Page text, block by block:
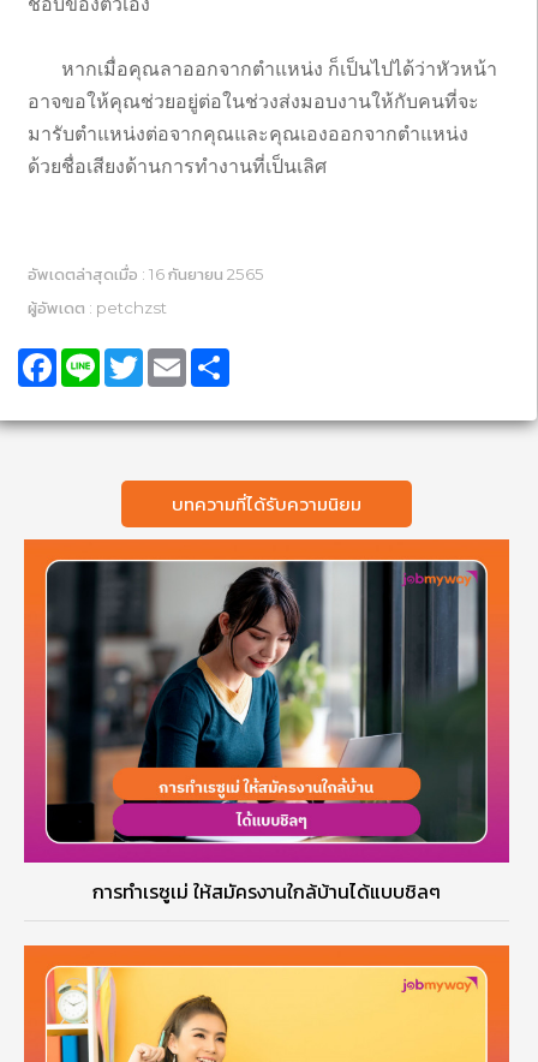
หากเมื่อคุณลาออกจากตำแหน่ง ก็เป็นไปได้ว่าหัวหน้า
อาจขอให้คุณช่วยอยู่ต่อในช่วงส่งมอบงานให้กับคนที่จะ
มารับตำแหน่งต่อจากคุณและคุณเองออกจากตำแหน่ง
ด้วยชื่อเสียงด้านการทำงานที่เป็นเลิศ
อัพเดตล่าสุดเมื่อ : 16 กันยายน 2565
ผู้อัพเดต : petchzst
Facebook
Line TwitterEmail
บทความที่ได้รับความนิยม
การทำเรซูเม่ ให้สมัครงานใกล้บ้านได้แบบชิลๆ